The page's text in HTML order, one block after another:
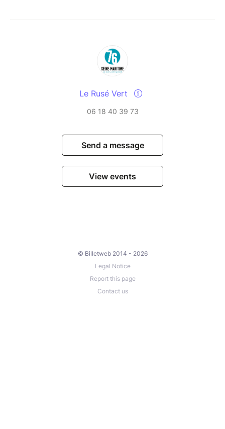
Le Rusé Vert
06 18 40 39 73
Send a message
View events
© Billetweb 2014 - 2026
Legal Notice
Report this page
Contact us